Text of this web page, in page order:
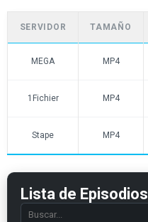
SERVIDOR TAMAÑO
MEGA MP4
1Fichier MP4
Stape MP4
Lista de Episodios
Search